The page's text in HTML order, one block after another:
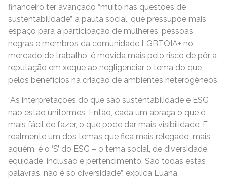
financeiro ter avançado “muito nas questões de
sustentabilidade”, a pauta social, que pressupõe mais
espaço para a participação de mulheres, pessoas
negras e membros da comunidade LGBTQIA+ no
mercado de trabalho, é movida mais pelo risco de pôr a
reputação em xeque ao negligenciar o tema do que
pelos benefícios na criação de ambientes heterogêneos.
“As interpretações do que são sustentabilidade e ESG
não estão uniformes. Então, cada um abraça o que é
mais fácil de fazer, o que pode dar mais visibilidade. E
realmente um dos temas que fica mais relegado, mais
aquém, é o ‘S’ do ESG – o tema social, de diversidade,
equidade, inclusão e pertencimento. São todas estas
palavras, não é só diversidade”, explica Luana.